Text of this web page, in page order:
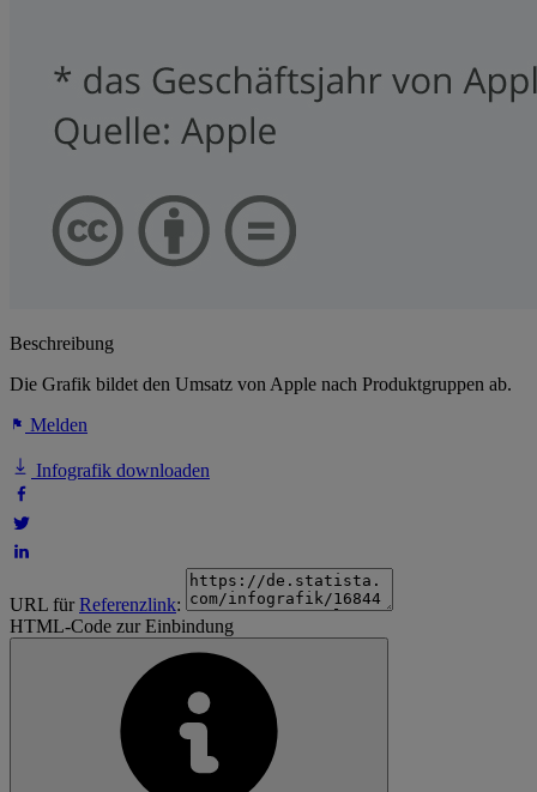
Beschreibung
Die Grafik bildet den Umsatz von Apple nach Produktgruppen ab.
Melden
Infografik downloaden
URL fürReferenzlink:
HTML-Code zur Einbindung